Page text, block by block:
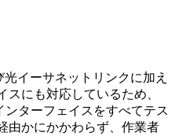
光イーサネットリンクに加え
スにも対応しているため、
ターフェイスをすべてテス
由かにかかわらず、作業者